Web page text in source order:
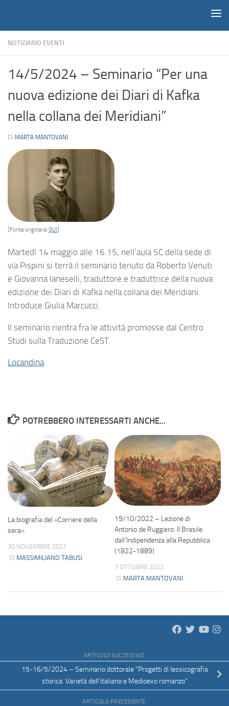
NOTIZIARIO EVENTI
14/5/2024 – Seminario “Per una
nuova edizione dei Diari di Kafka
nella collana dei Meridiani”
DI MARTA MANTOVANI
[Fonte originaria:QUI
Martedì 14 maggio alle 16.15, nell’aula 5C della sede di
via Pispini si terrà il seminario tenuto da Roberto Venuti
e Giovanna Ianeselli, traduttore e traduttrice della nuova
edizione dei Diari di Kafka nella collana dei Meridiani.
Introduce Giulia Marcucci.
Il seminario rientra fra le attività promosse dal Centro
Studi sulla Traduzione CeST.
Locandina
POTREBBERO INTERESSARTI ANCHE...
La biografia del «Corriere della
sera»
30 NOVEMBRE 2021
DI MASSIMILIANO TABUSI
19/10/2022 – Lezione di
Antonio de Ruggiero: Il Brasile
dall’Indipendenza alla Repubblica
(1822-1889)
7 OTTOBRE 2022
DI MARTA MANTOVANI
ARTICOLO SUCCESSIVO
15-16/5/2024 – Seminario dottorale “Progetti di lessicografia
storica. Varietà dell’italiano e Medioevo romanzo”
ARTICOLO PRECEDENTE